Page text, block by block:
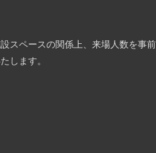
スペースの関係上、来場人数を事
します。